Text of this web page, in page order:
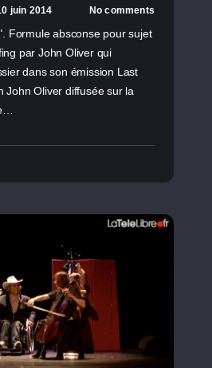
juin 2014 No comments
Formule absconse pour sujet
par John Oliver qui
dans son émission Last
John Oliver diffusée sur la